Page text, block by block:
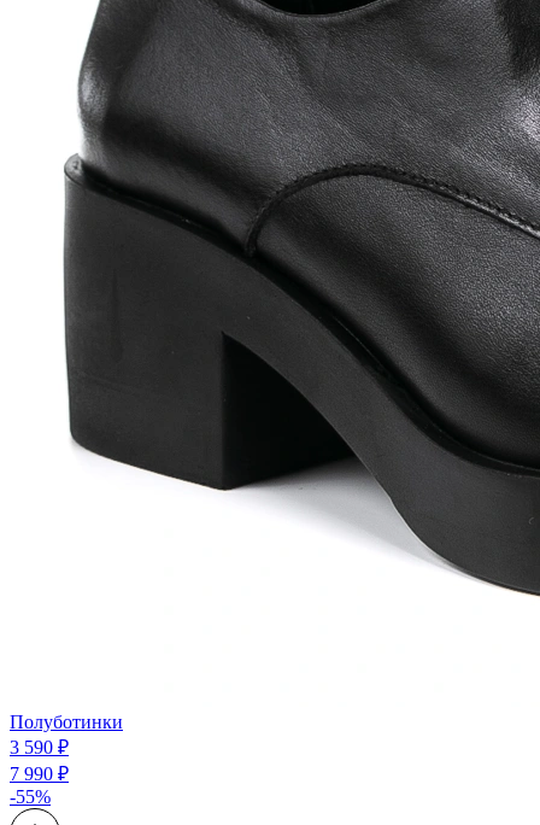
Полуботинки
3 590 ₽
7 990 ₽
-55%